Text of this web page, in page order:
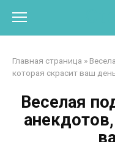
контенту
Главная страница »
которая скрасит ваш
Веселая